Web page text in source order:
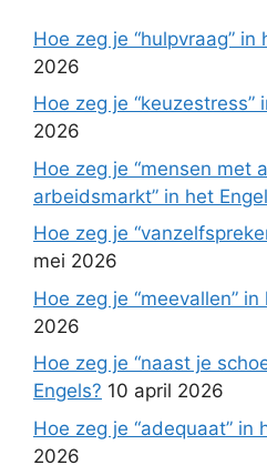
Hoe zeg je “hulpvraag” in
2026
Hoe zeg je “keuzestress”
2026
Hoe zeg je “mensen met
arbeidsmarkt” in het
Hoe zeg je
mei 2026
Hoe zeg je “meevallen” in
2026
Hoe zeg je “naast je
Engels? 10 april 2026
Hoe zeg je “adequaat” in
2026